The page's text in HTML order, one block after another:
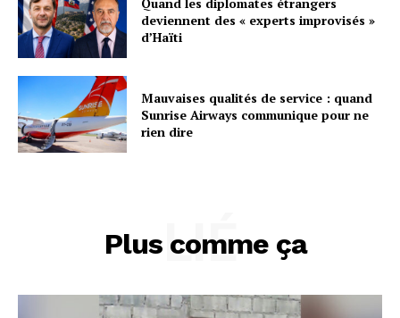
deviennent des « experts improvisés »
d’Haïti
Mauvaises qualités de service : quand
Sunrise Airways communique pour ne
rien dire
Plus comme ça
LIÉ